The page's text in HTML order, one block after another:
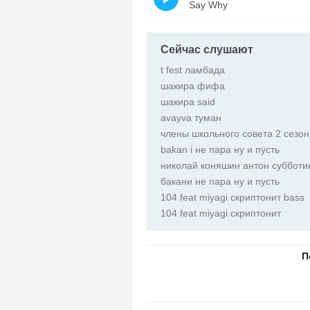
Say Why
Сейчас слушают
t fest ламбада
шакира фифа
шакира said
avayva туман
члены школьного совета 2 сезон
bakan i не пара ну и пусть
николай коняшин антон
бакани не пара ну и пусть
104 feat miyagi скриптонит bass
104 feat miyagi скриптонит